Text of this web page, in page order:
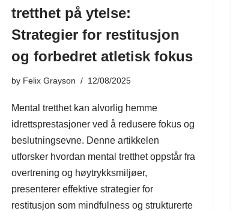
tretthet på ytelse:
Strategier for restitusjon
og forbedret atletisk fokus
by Felix Grayson 12/08/2025
Mental tretthet kan alvorlig hemme
idrettsprestasjoner ved å redusere fokus og
beslutningsevne. Denne artikkelen
utforsker hvordan mental tretthet oppstår fra
overtrening og høytrykksmiljøer,
presenterer effektive strategier for
restitusjon som mindfulness og strukturerte